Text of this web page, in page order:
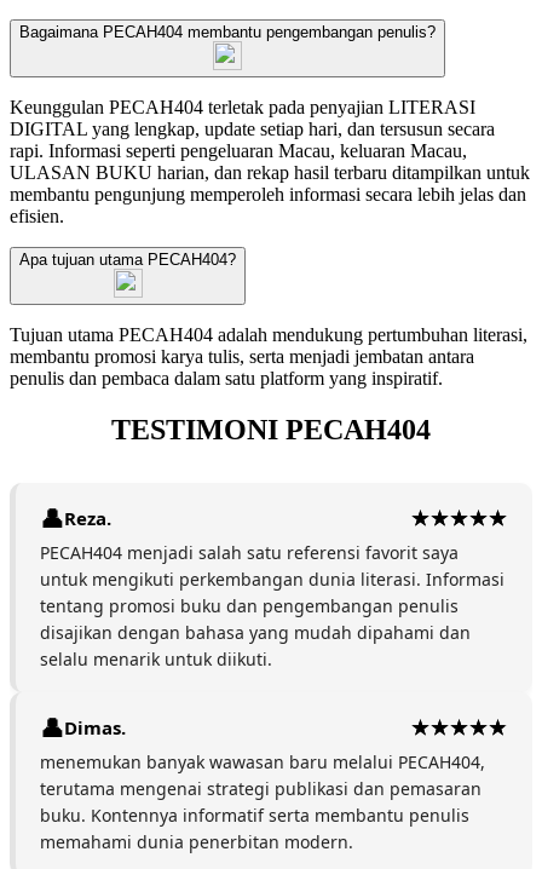
Bagaimana PECAH404 membantu pengembangan penulis?
Keunggulan PECAH404 terletak pada penyajian LITERASI
DIGITAL yang lengkap, update setiap hari, dan tersusun secara
rapi. Informasi seperti pengeluaran Macau, keluaran Macau,
ULASAN BUKU harian, dan rekap hasil terbaru ditampilkan untuk
membantu pengunjung memperoleh informasi secara lebih jelas dan
efisien.
Apa tujuan utama PECAH404?
Tujuan utama PECAH404 adalah mendukung pertumbuhan literasi,
membantu promosi karya tulis, serta menjadi jembatan antara
penulis dan pembaca dalam satu platform yang inspiratif.
TESTIMONI PECAH404
Reza.
PECAH404 menjadi salah satu referensi favorit saya
untuk mengikuti perkembangan dunia literasi. Informasi
tentang promosi buku dan pengembangan penulis
disajikan dengan bahasa yang mudah dipahami dan
selalu menarik untuk diikuti.
Dimas.
menemukan banyak wawasan baru melalui PECAH404,
terutama mengenai strategi publikasi dan pemasaran
buku. Kontennya informatif serta membantu penulis
memahami dunia penerbitan modern.